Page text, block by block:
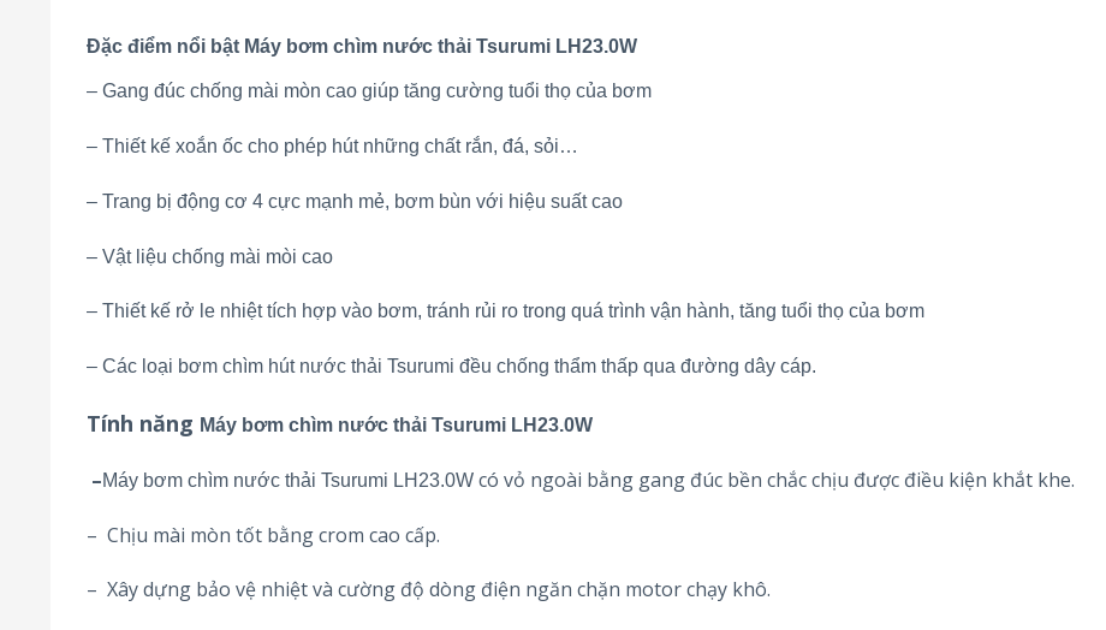
Đặc điểm nổi bật Máy bơm chìm nước thải Tsurumi LH23.0W
– Gang đúc chống mài mòn cao giúp tăng cường tuổi thọ của bơm
– Thiết kế xoắn ốc cho phép hút những chất rắn, đá, sỏi…
– Trang bị động cơ 4 cực mạnh mẻ, bơm bùn với hiệu suất cao
– Vật liệu chống mài mòi cao
– Thiết kế rở le nhiệt tích hợp vào bơm, tránh rủi ro trong quá trình vận hành, tăng tuổi thọ của bơm
– Các loại bơm chìm hút nước thải Tsurumi đều chống thẩm thấp qua đường dây cáp.
Tính năng Máy bơm chìm nước thải Tsurumi LH23.0W
–Máy bơm chìm nước thải Tsurumi LH23.0W có vỏ ngoài bằng gang đúc bền chắc chịu được điều kiện khắt khe.
– Chịu mài mòn tốt bằng crom cao cấp.
– Xây dựng bảo vệ nhiệt và cường độ dòng điện ngăn chặn motor chạy khô.